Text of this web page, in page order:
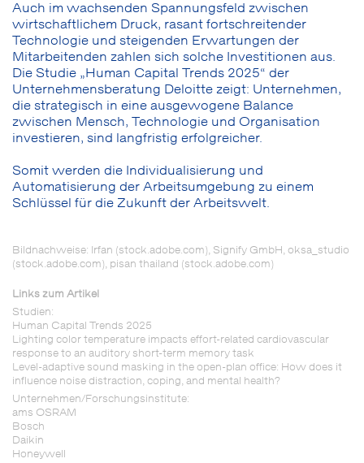
Auch im wachsenden Spannungsfeld zwischen
wirtschaftlichem Druck, rasant fortschreitender
Technologie und steigenden Erwartungen der
Mitarbeitenden zahlen sich solche Investitionen aus.
Die Studie „Human Capital Trends 2025“ der
Unternehmensberatung Deloitte zeigt: Unternehmen,
die strategisch in eine ausgewogene Balance
zwischen Mensch, Technologie und Organisation
investieren, sind langfristig erfolgreicher.
Somit werden die Individualisierung und
Automatisierung der Arbeitsumgebung zu einem
Schlüssel für die Zukunft der Arbeitswelt.
Bildnachweise: Irfan (stock.adobe.com), Signify GmbH, oksa_studio
(stock.adobe.com), pisan thailand (stock.adobe.com)
Links zum Artikel
Studien:
Human Capital Trends 2025
Lighting color temperature impacts effort-related cardiovascular
response to an auditory short-term memory task
Level-adaptive sound masking in the open-plan office: How does it
influence noise distraction, coping, and mental health?
Unternehmen/Forschungsinstitute:
ams OSRAM
Bosch
Daikin
Honeywell